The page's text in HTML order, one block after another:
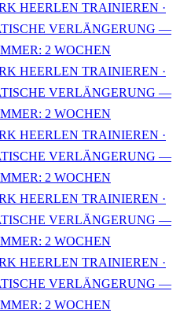
HEERLEN TRAINIEREN ·
VERLÄNGERUNG —
2 WOCHEN
HEERLEN TRAINIEREN ·
VERLÄNGERUNG —
2 WOCHEN
HEERLEN TRAINIEREN ·
VERLÄNGERUNG —
2 WOCHEN
HEERLEN TRAINIEREN ·
VERLÄNGERUNG —
2 WOCHEN
HEERLEN TRAINIEREN ·
VERLÄNGERUNG —
2 WOCHEN